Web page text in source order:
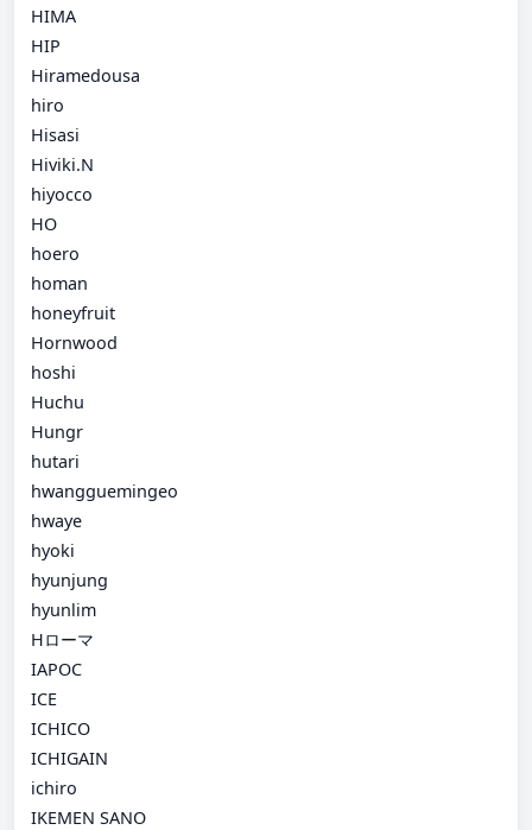
HIMA
HIP
Hiramedousa
hiro
Hisasi
Hiviki.N
hiyocco
HO
hoero
homan
honeyfruit
Hornwood
hoshi
Huchu
Hungr
hutari
hwangguemingeo
hwaye
hyoki
hyunjung
hyunlim
Hローマ
IAPOC
ICE
ICHICO
ICHIGAIN
ichiro
IKEMEN SANO